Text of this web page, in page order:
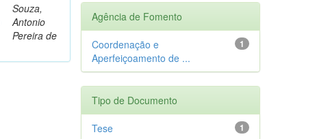
Souza,
Antonio
Pereira de
Agência de Fomento
1
Coordenação e
Aperfeiçoamento de ...
Tipo de Documento
1
Tese